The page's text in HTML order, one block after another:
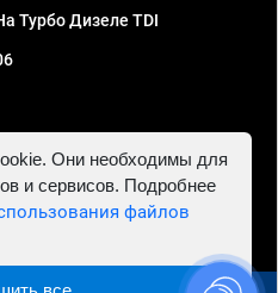
Турбо Дизеле TDI
ИНН 781302555843,
Они необходимы для
и сервисов. Подробнее
файлов